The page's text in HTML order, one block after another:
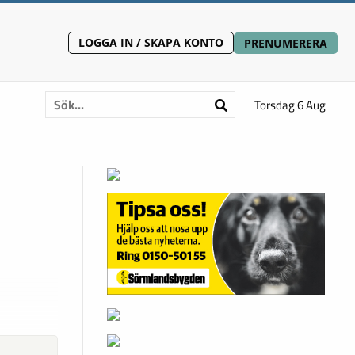
LOGGA IN / SKAPA KONTO PRENUMERERA
Torsdag 6 Aug